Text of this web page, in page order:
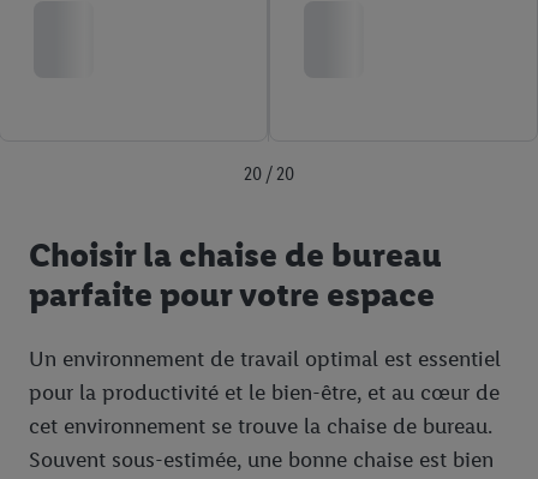
20 / 20
Choisir la chaise de bureau
parfaite pour votre espace
Un environnement de travail optimal est essentiel
pour la productivité et le bien-être, et au cœur de
cet environnement se trouve la chaise de bureau.
Souvent sous-estimée, une bonne chaise est bien